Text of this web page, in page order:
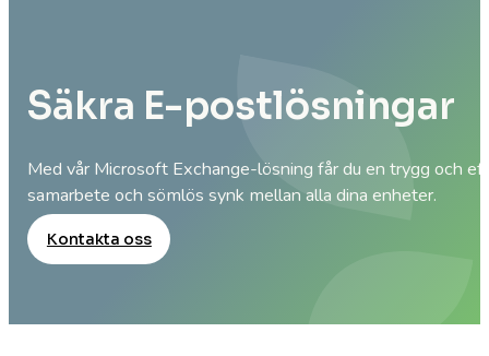
Säkra E-postlösningar
Med vår Microsoft Exchange-lösning får du en trygg och
samarbete och sömlös synk mellan alla dina enheter.
Kontakta oss